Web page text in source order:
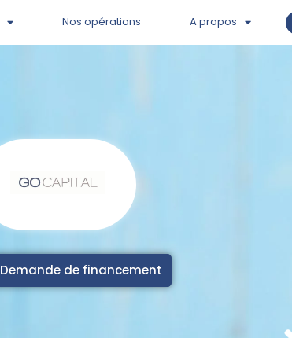
Nos opérations A propos
Demande de financement